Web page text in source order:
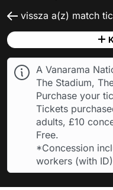
vissza a(z) match
A Vanarama
The Stadium,
Purchase your
Tickets
adults, £10
Free.
*Concession
workers (with ID)